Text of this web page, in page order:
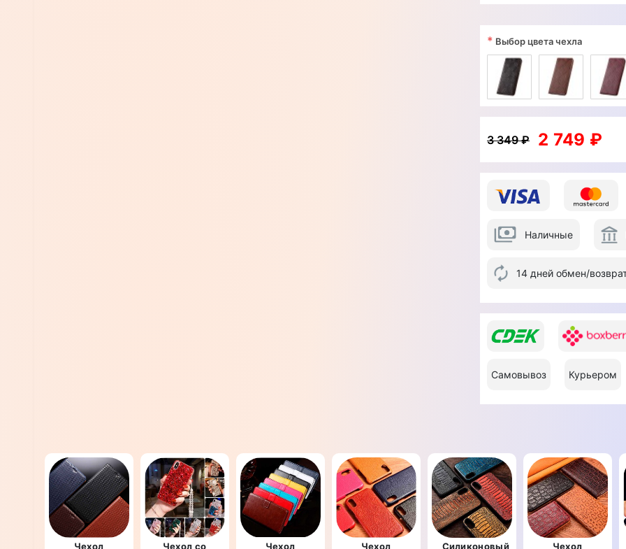
Наличные
14 дней обмен/
Самовывоз Курьером
* Выбор цвета чехла
2 749 ₽
3 349 ₽
Чехол
Чехол со
Чехол
Чехол
Силиконовый
Чехол